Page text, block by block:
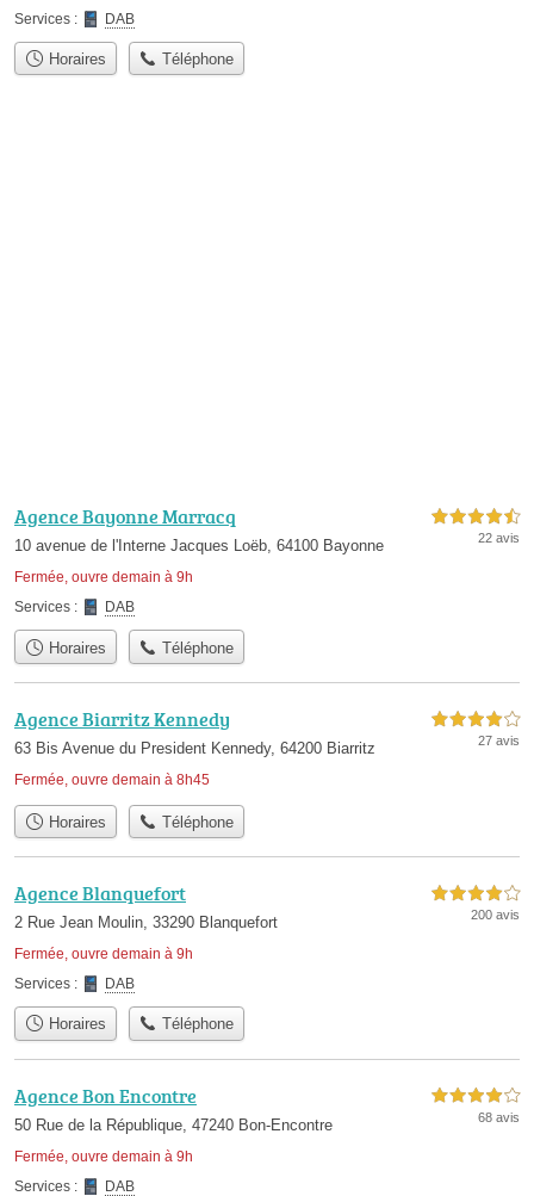
Services : DAB
Horaires Téléphone
Agence Bayonne Marracq
10 avenue de l'Interne Jacques Loëb, 64100 Bayonne
Fermée, ouvre demain à 9h
4,5 étoiles sur 5
22 avis
Services : DAB
Horaires Téléphone
Agence Biarritz Kennedy
63 Bis Avenue du President Kennedy, 64200 Biarritz
Fermée, ouvre demain à 8h45
4,0 étoiles sur 5
27 avis
Horaires Téléphone
Agence Blanquefort
2 Rue Jean Moulin, 33290 Blanquefort
Fermée, ouvre demain à 9h
4,0 étoiles sur 5
200 avis
Services : DAB
Horaires Téléphone
Agence Bon Encontre
50 Rue de la République, 47240 Bon-Encontre
Fermée, ouvre demain à 9h
4,0 étoiles sur 5
68 avis
Services : DAB